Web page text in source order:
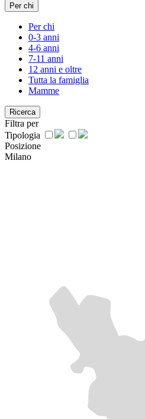
Per chi
Per chi
0-3 anni
4-6 anni
7-11 anni
12 anni e oltre
Tutta la famiglia
Mamme
Ricerca
Filtra per
Tipologia
Posizione
Milano